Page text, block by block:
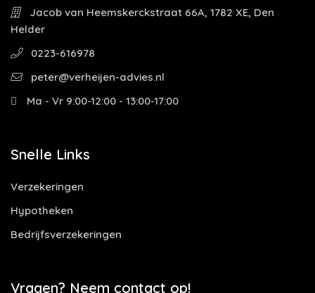
Jacob van Heemskerckstraat 66A, 1782 XE, Den
Helder
0223-616978
peter@verheijen-advies.nl
Ma - Vr 9:00-12:00 - 13:00-17:00
Snelle Links
Verzekeringen
Hypotheken
Bedrijfsverzekeringen
Vragen? Neem contact op!